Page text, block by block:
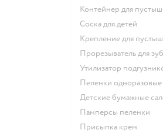
контейнер для
соска для детей
крепление для
прорезыватель для
утилизатор
пеленки одноразовые
детские бумажные
памперсы пеленки
присыпка крем